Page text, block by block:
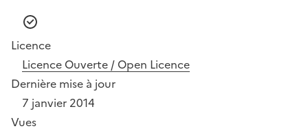
Licence
Licence Ouverte / Open Licence
Dernière mise à jour
7 janvier 2014
Vues